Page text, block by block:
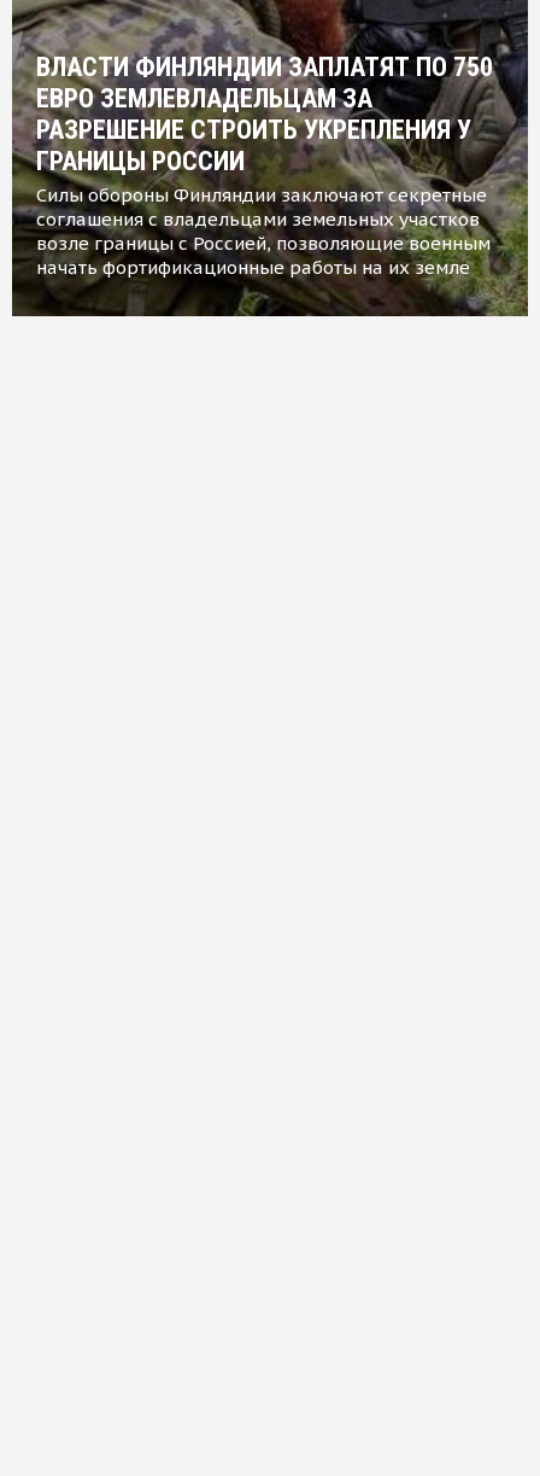
ВЛАСТИ ФИНЛЯНДИИ ЗАПЛАТЯТ ПО 750
ЕВРО ЗЕМЛЕВЛАДЕЛЬЦАМ ЗА
РАЗРЕШЕНИЕ СТРОИТЬ УКРЕПЛЕНИЯ У
ГРАНИЦЫ РОССИИ
Силы обороны Финляндии заключают секретные
соглашения с владельцами земельных участков
возле границы с Россией, позволяющие военным
начать фортификационные работы на их земле